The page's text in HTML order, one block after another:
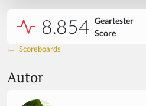
8.854 Geartester
Score
Scoreboards
Autor